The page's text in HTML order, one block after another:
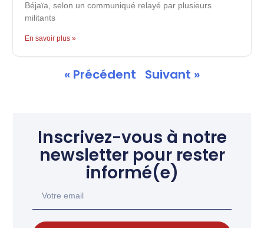
Béjaïa, selon un communiqué relayé par plusieurs
militants
En savoir plus »
« Précédent Suivant »
Inscrivez-vous à notre
newsletter pour rester
informé(e)